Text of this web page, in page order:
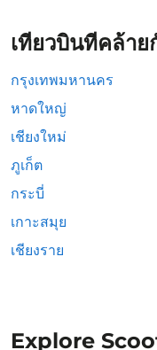
เที่ยวบินที่คล้าย
กรุงเทพมหานคร
หาดใหญ่
เชียงใหม่
ภูเก็ต
กระบี่
เกาะสมุย
เชียงราย
Explore